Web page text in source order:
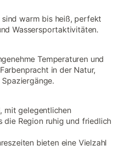
warm bis heiß, perfekt
Wassersportaktivitäten.
Temperaturen und
in der Natur,
mit gelegentlichen
die Region ruhig und friedlich
bieten eine Vielzahl